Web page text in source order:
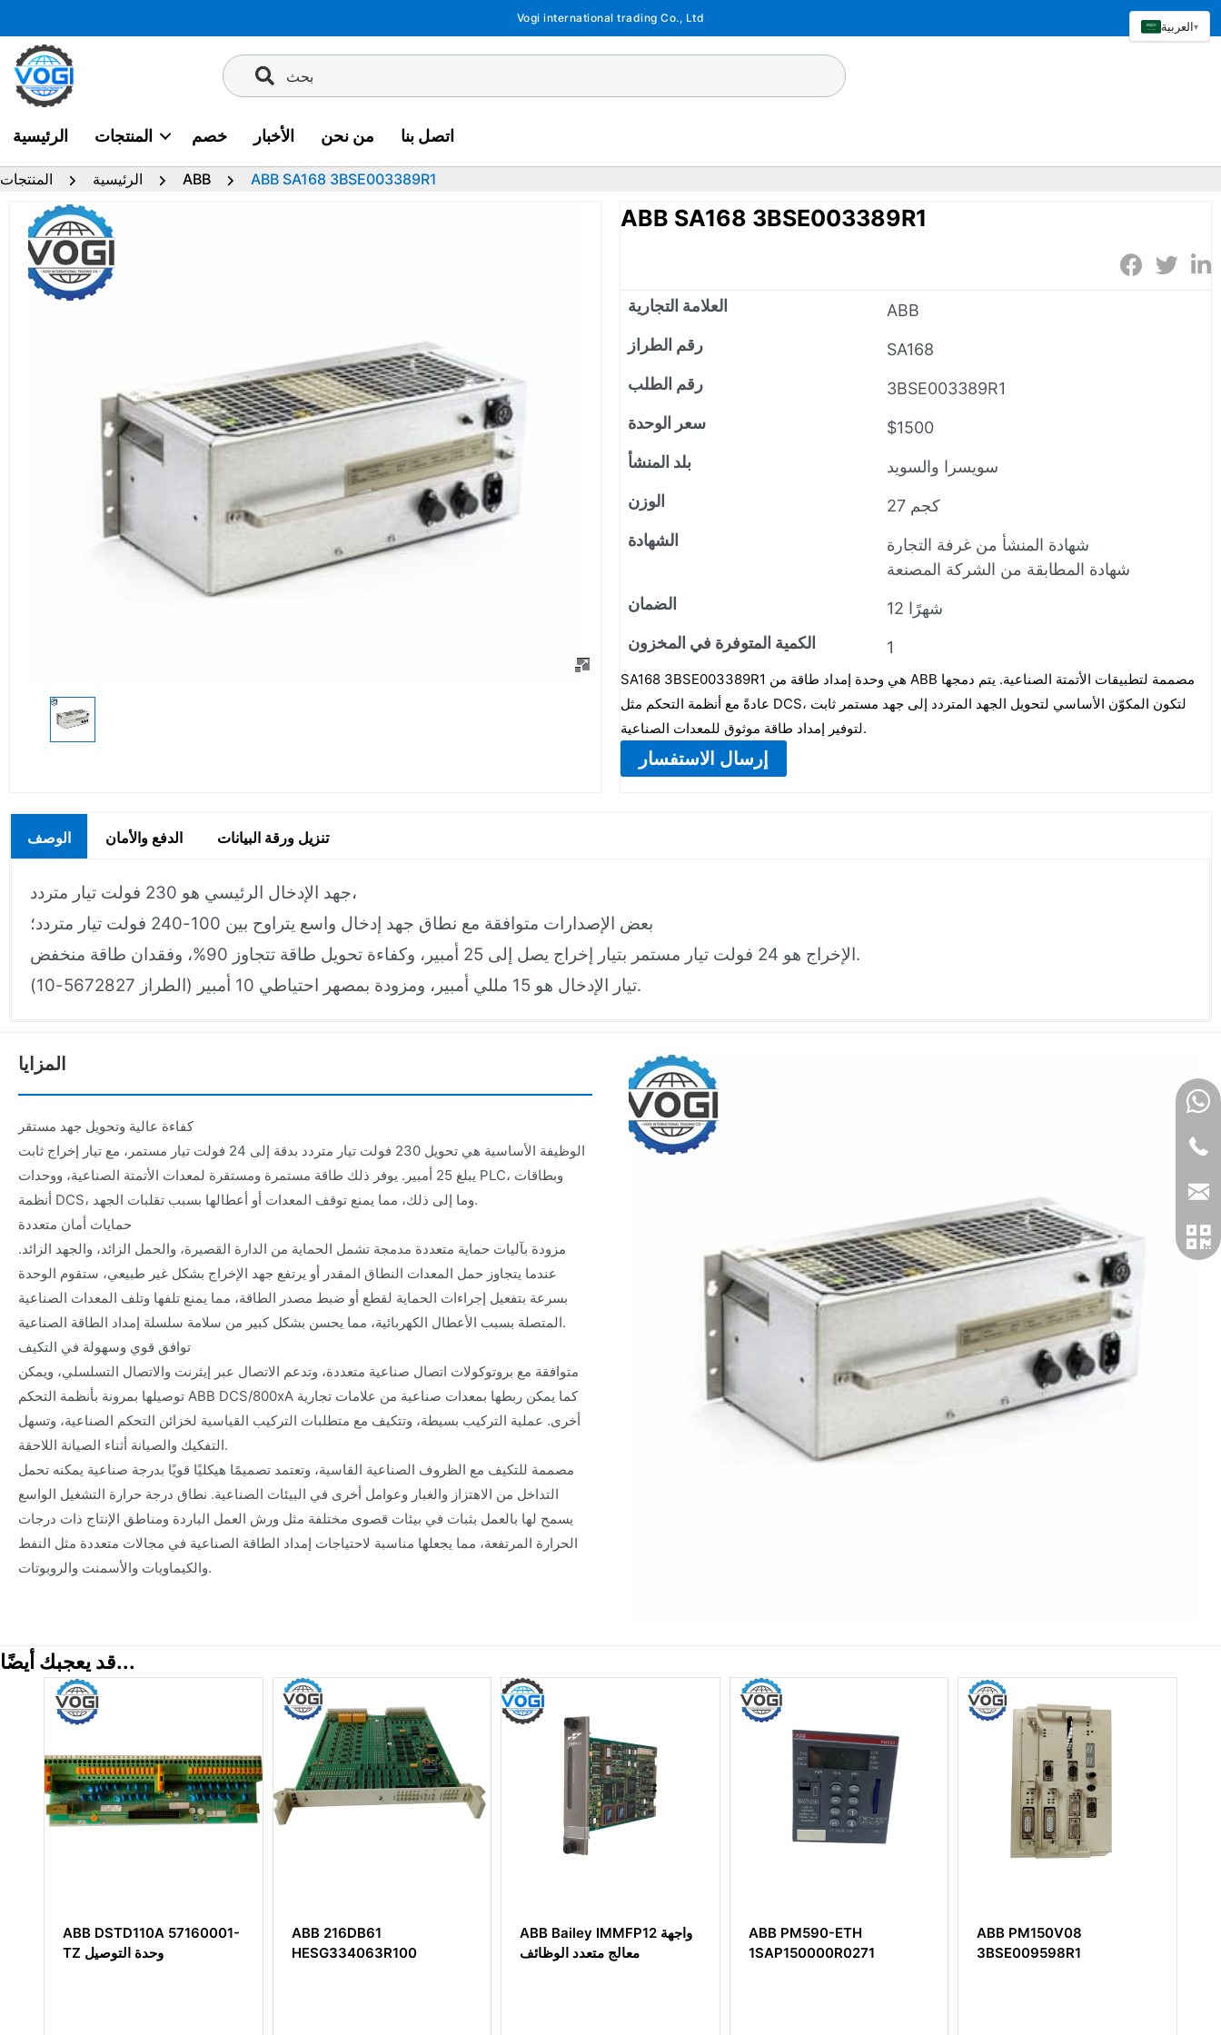
إلى
المحتوى
Vogi international trading Co., Ltd
بحث
الرئيسية المنتجات خصم الأخبار من نحن اتصل بنا
الرئيسية المنتجات ABB ABB SA168 3BSE003389R1
ABB SA168 3BSE003389R1
العلامة التجارية
ABB
رقم الطراز
SA168
رقم الطلب
3BSE003389R1
سعر الوحدة
$1500
بلد المنشأ
سويسرا والسويد
الوزن
27 كجم
الشهادة
شهادة المنشأ من غرفة التجارة
شهادة المطابقة من الشركة المصنعة
الضمان
12 شهرًا
الكمية المتوفرة في المخزون
1
SA168 3BSE003389R1 هي وحدة إمداد طاقة من ABB مصممة لتطبيقات الأتمتة الصناعية. يتم دمجها
عادةً مع أنظمة التحكم مثل DCS، لتكون المكوّن الأساسي لتحويل الجهد المتردد إلى جهد مستمر ثابت
لتوفير إمداد طاقة موثوق للمعدات الصناعية.
إرسال الاستفسار
الوصف الدفع والأمان تنزيل ورقة البيانات
جهد الإدخال الرئيسي هو 230 فولت تيار متردد،
بعض الإصدارات متوافقة مع نطاق جهد إدخال واسع يتراوح بين 100-240 فولت تيار متردد؛
الإخراج هو 24 فولت تيار مستمر بتيار إخراج يصل إلى 25 أمبير، وكفاءة تحويل طاقة تتجاوز 90%، وفقدان طاقة منخفض.
تيار الإدخال هو 15 مللي أمبير، ومزودة بمصهر احتياطي 10 أمبير (الطراز 5672827-10).
المزايا
كفاءة عالية وتحويل جهد مستقر
الوظيفة الأساسية هي تحويل 230 فولت تيار متردد بدقة إلى 24 فولت تيار مستمر، مع تيار إخراج ثابت
يبلغ 25 أمبير. يوفر ذلك طاقة مستمرة ومستقرة لمعدات الأتمتة الصناعية، ووحدات PLC، وبطاقات
أنظمة DCS، وما إلى ذلك، مما يمنع توقف المعدات أو أعطالها بسبب تقلبات الجهد.
حمايات أمان متعددة
مزودة بآليات حماية متعددة مدمجة تشمل الحماية من الدارة القصيرة، والحمل الزائد، والجهد الزائد.
عندما يتجاوز حمل المعدات النطاق المقدر أو يرتفع جهد الإخراج بشكل غير طبيعي، ستقوم الوحدة
بسرعة بتفعيل إجراءات الحماية لقطع أو ضبط مصدر الطاقة، مما يمنع تلفها وتلف المعدات الصناعية
المتصلة بسبب الأعطال الكهربائية، مما يحسن بشكل كبير من سلامة سلسلة إمداد الطاقة الصناعية.
توافق قوي وسهولة في التكيف
متوافقة مع بروتوكولات اتصال صناعية متعددة، وتدعم الاتصال عبر إيثرنت والاتصال التسلسلي، ويمكن
توصيلها بمرونة بأنظمة التحكم ABB DCS/800xA كما يمكن ربطها بمعدات صناعية من علامات تجارية
أخرى. عملية التركيب بسيطة، وتتكيف مع متطلبات التركيب القياسية لخزائن التحكم الصناعية، وتسهل
التفكيك والصيانة أثناء الصيانة اللاحقة.
مصممة للتكيف مع الظروف الصناعية القاسية، وتعتمد تصميمًا هيكليًا قويًا بدرجة صناعية يمكنه تحمل
التداخل من الاهتزاز والغبار وعوامل أخرى في البيئات الصناعية. نطاق درجة حرارة التشغيل الواسع
يسمح لها بالعمل بثبات في بيئات قصوى مختلفة مثل ورش العمل الباردة ومناطق الإنتاج ذات درجات
الحرارة المرتفعة، مما يجعلها مناسبة لاحتياجات إمداد الطاقة الصناعية في مجالات متعددة مثل النفط
والكيماويات والأسمنت والروبوتات.
قد يعجبك أيضًا...
ABB DSTD110A 57160001-
TZ وحدة التوصيل
ABB 216DB61
HESG334063R100
ABB Bailey IMMFP12 واجهة
معالج متعدد الوظائف
ABB PM590-ETH
1SAP150000R0271
ABB PM150V08
3BSE009598R1
العربية▾